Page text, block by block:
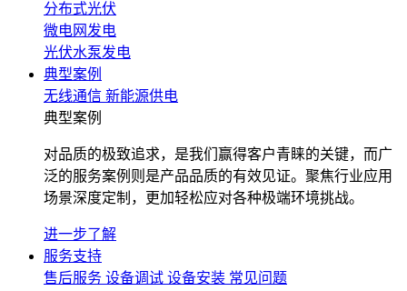
分布式光伏
微电网发电
光伏水泵发电
典型案例
无线通信 新能源供电
典型案例
对品质的极致追求，是我们赢得客户青睐的关键，而广
泛的服务案例则是产品品质的有效见证。聚焦行业应用
场景深度定制，更加轻松应对各种极端环境挑战。
进一步了解
服务支持
售后服务 设备调试 设备安装 常见问题